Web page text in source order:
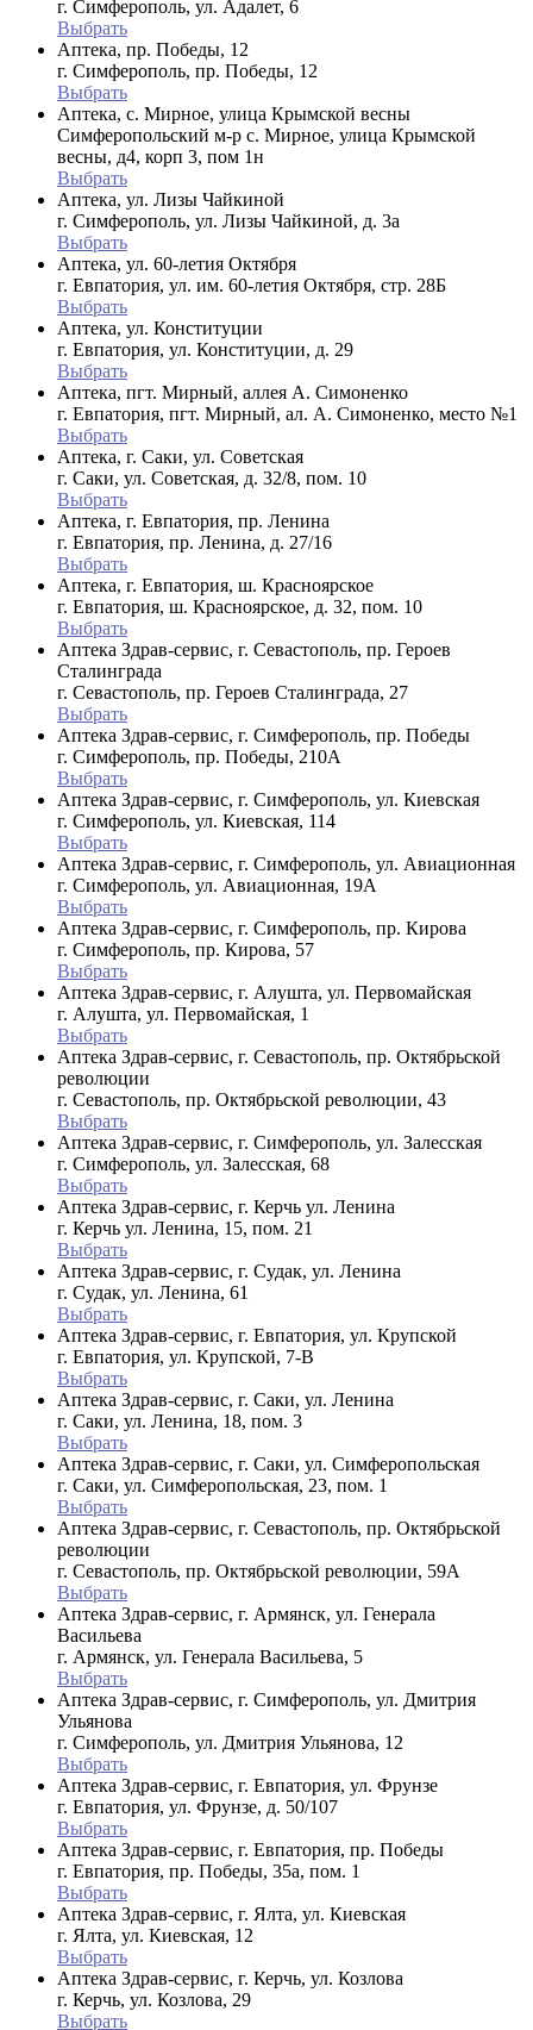
г. Симферополь, ул. Адалет, 6
Выбрать
Аптека, пр. Победы, 12
г. Симферополь, пр. Победы, 12
Выбрать
Аптека, с. Мирное, улица Крымской весны
Симферопольский м-р с. Мирное, улица Крымской
весны, д4, корп 3, пом 1н
Выбрать
Аптека, ул. Лизы Чайкиной
г. Симферополь, ул. Лизы Чайкиной, д. 3а
Выбрать
Аптека, ул. 60-летия Октября
г. Евпатория, ул. им. 60-летия Октября, стр. 28Б
Выбрать
Аптека, ул. Конституции
г. Евпатория, ул. Конституции, д. 29
Выбрать
Аптека, пгт. Мирный, аллея А. Симоненко
г. Евпатория, пгт. Мирный, ал. А. Симоненко, место №1
Выбрать
Аптека, г. Саки, ул. Советская
г. Саки, ул. Советская, д. 32/8, пом. 10
Выбрать
Аптека, г. Евпатория, пр. Ленина
г. Евпатория, пр. Ленина, д. 27/16
Выбрать
Аптека, г. Евпатория, ш. Красноярское
г. Евпатория, ш. Красноярское, д. 32, пом. 10
Выбрать
Аптека Здрав-сервис, г. Севастополь, пр. Героев
Сталинграда
г. Севастополь, пр. Героев Сталинграда, 27
Выбрать
Аптека Здрав-сервис, г. Симферополь, пр. Победы
г. Симферополь, пр. Победы, 210A
Выбрать
Аптека Здрав-сервис, г. Симферополь, ул. Киевская
г. Симферополь, ул. Киевская, 114
Выбрать
Аптека Здрав-сервис, г. Симферополь, ул. Авиационная
г. Симферополь, ул. Авиационная, 19А
Выбрать
Аптека Здрав-сервис, г. Симферополь, пр. Кирова
г. Симферополь, пр. Кирова, 57
Выбрать
Аптека Здрав-сервис, г. Алушта, ул. Первомайская
г. Алушта, ул. Первомайская, 1
Выбрать
Аптека Здрав-сервис, г. Севастополь, пр. Октябрьской
революции
г. Севастополь, пр. Октябрьской революции, 43
Выбрать
Аптека Здрав-сервис, г. Симферополь, ул. Залесская
г. Симферополь, ул. Залесская, 68
Выбрать
Аптека Здрав-сервис, г. Керчь ул. Ленина
г. Керчь ул. Ленина, 15, пом. 21
Выбрать
Аптека Здрав-сервис, г. Судак, ул. Ленина
г. Судак, ул. Ленина, 61
Выбрать
Аптека Здрав-сервис, г. Евпатория, ул. Крупской
г. Евпатория, ул. Крупской, 7-В
Выбрать
Аптека Здрав-сервис, г. Саки, ул. Ленина
г. Саки, ул. Ленина, 18, пом. 3
Выбрать
Аптека Здрав-сервис, г. Саки, ул. Симферопольская
г. Саки, ул. Симферопольская, 23, пом. 1
Выбрать
Аптека Здрав-сервис, г. Севастополь, пр. Октябрьской
революции
г. Севастополь, пр. Октябрьской революции, 59А
Выбрать
Аптека Здрав-сервис, г. Армянск, ул. Генерала
Васильева
г. Армянск, ул. Генерала Васильева, 5
Выбрать
Аптека Здрав-сервис, г. Симферополь, ул. Дмитрия
Ульянова
г. Симферополь, ул. Дмитрия Ульянова, 12
Выбрать
Аптека Здрав-сервис, г. Евпатория, ул. Фрунзе
г. Евпатория, ул. Фрунзе, д. 50/107
Выбрать
Аптека Здрав-сервис, г. Евпатория, пр. Победы
г. Евпатория, пр. Победы, 35а, пом. 1
Выбрать
Аптека Здрав-сервис, г. Ялта, ул. Киевская
г. Ялта, ул. Киевская, 12
Выбрать
Аптека Здрав-сервис, г. Керчь, ул. Козлова
г. Керчь, ул. Козлова, 29
Выбрать